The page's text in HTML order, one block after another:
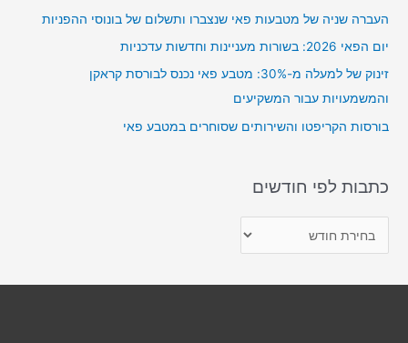
o
r
העברה שניה של מטבעות פאי שנצברו ותשלום של בונוסי ההפניות
יום הפאי 2026: בשורות מעניינות וחדשות עדכניות
זינוק של למעלה מ-30%: מטבע פאי נכנס לבורסת קראקן
והמשמעויות עבור המשקיעים
בורסות הקריפטו והשירותים שסוחרים במטבע פאי
כתבות לפי חודשים
ת